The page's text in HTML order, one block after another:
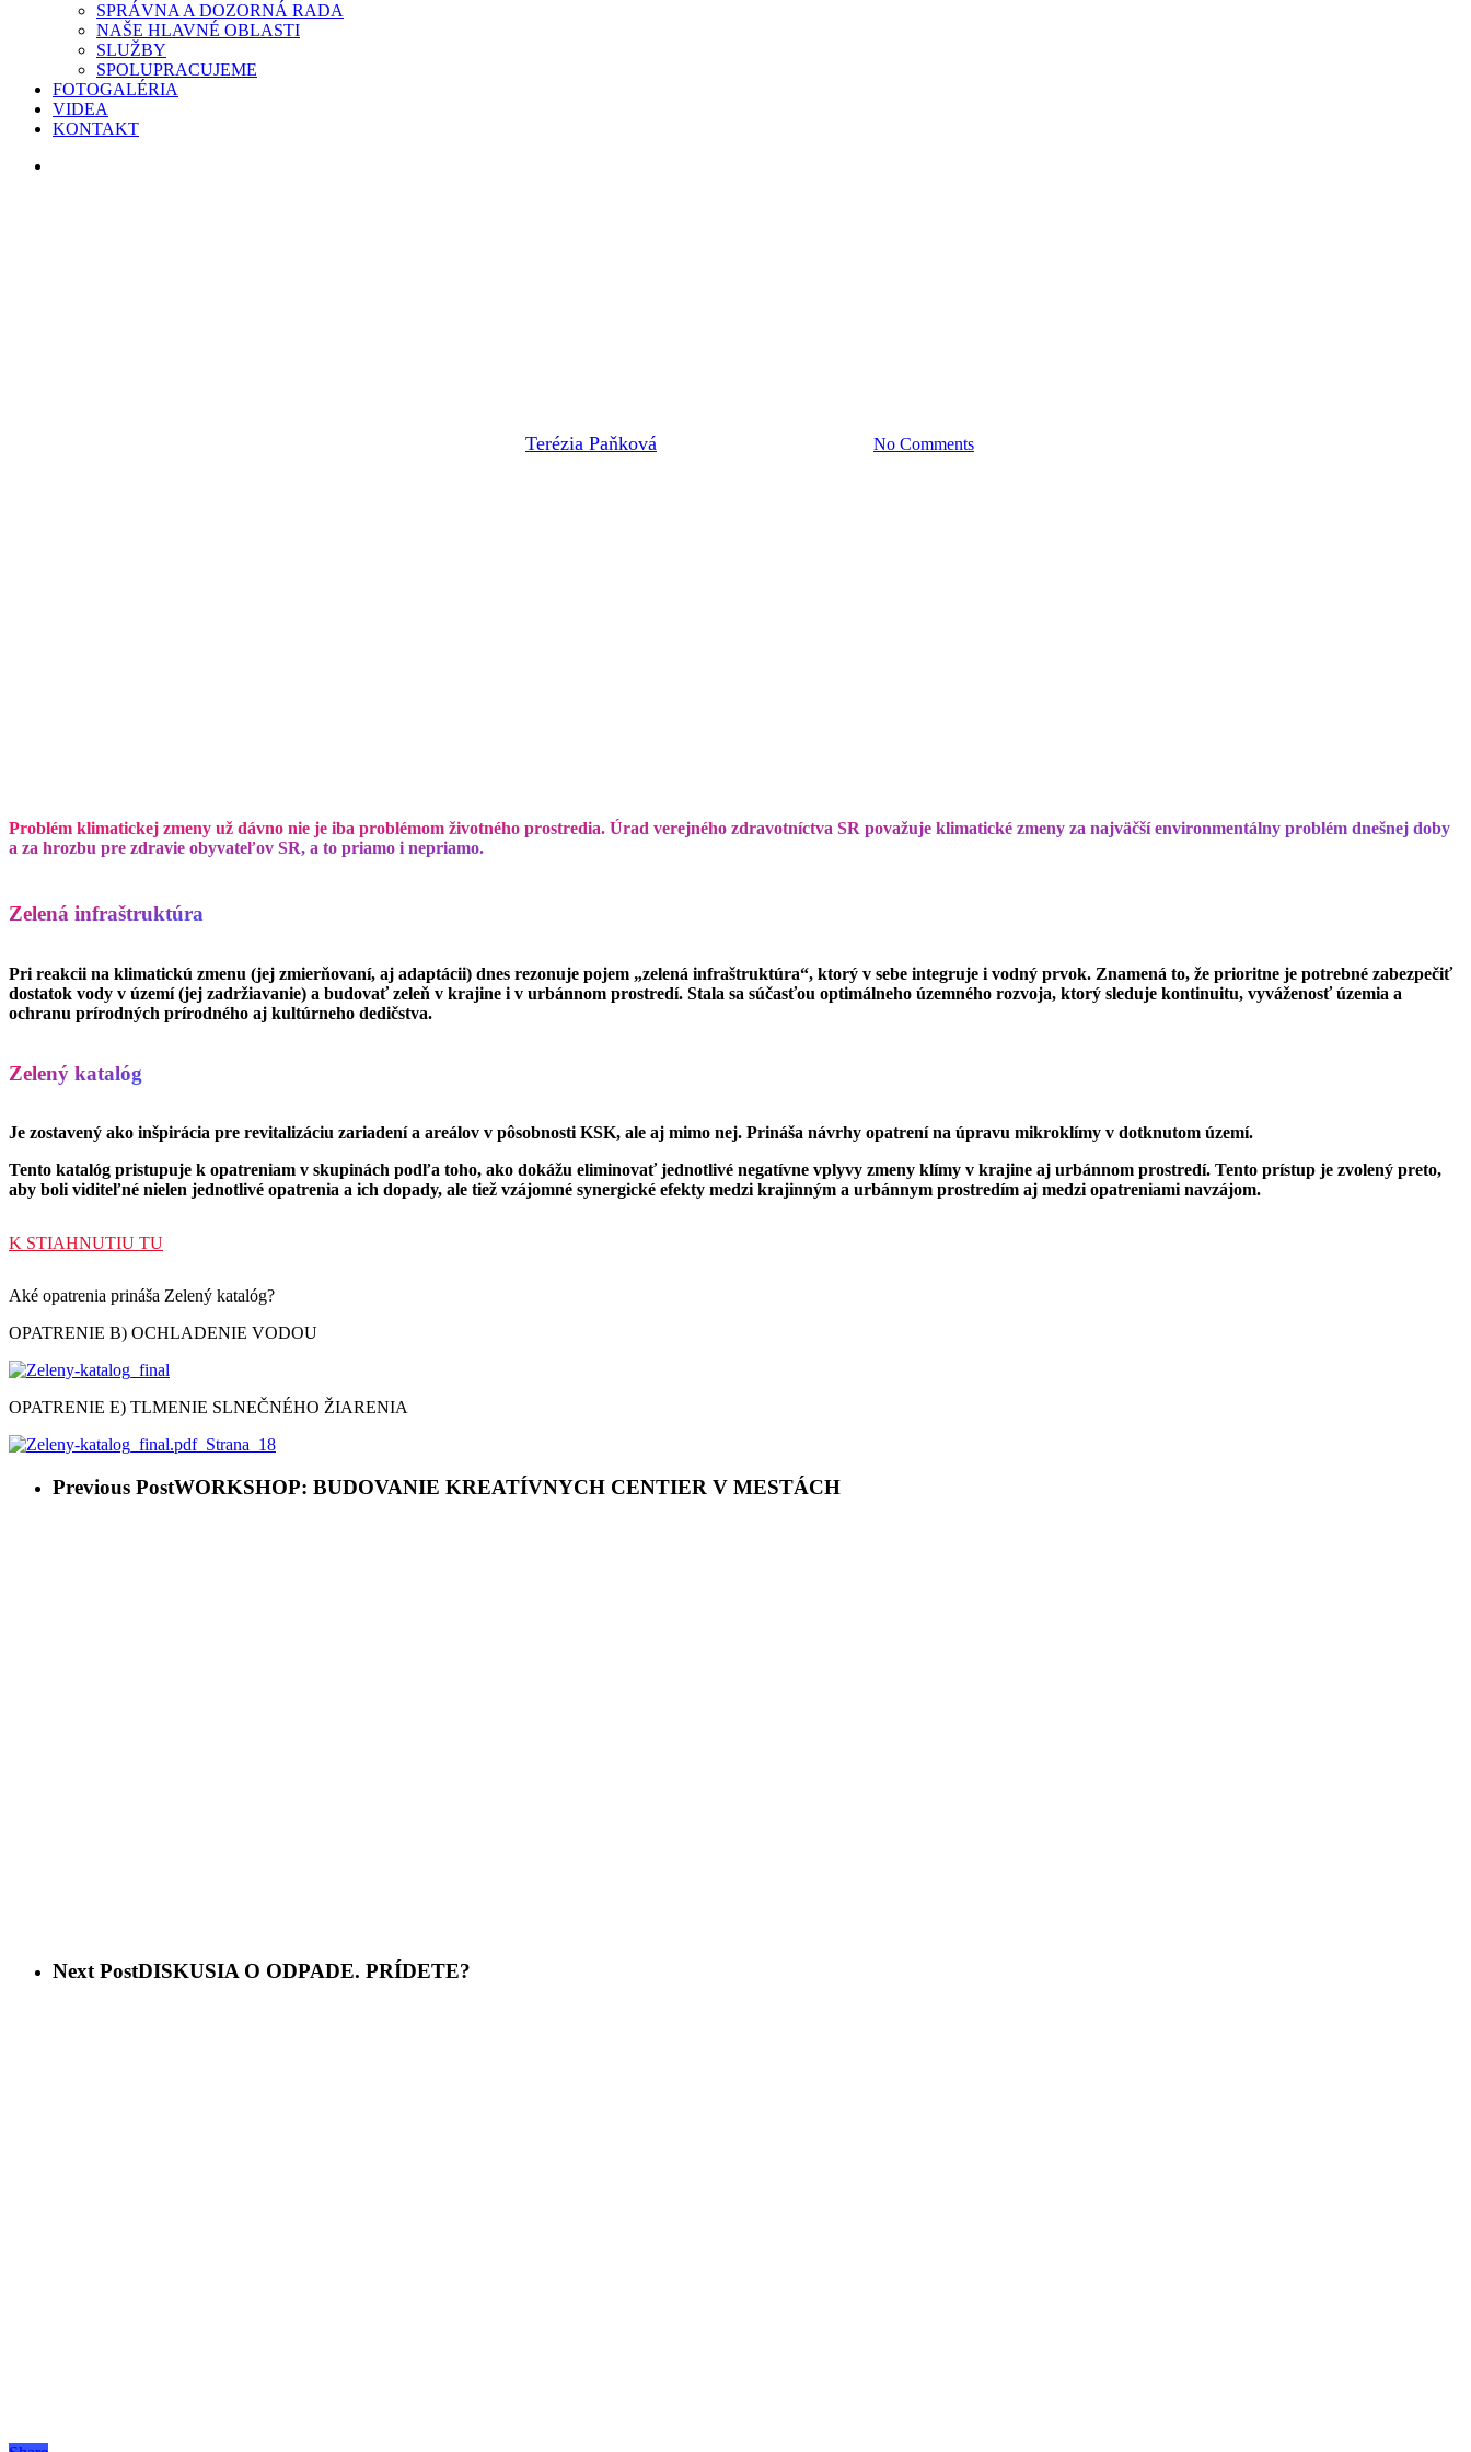
SPRÁVNA A DOZORNÁ RADA
NAŠE HLAVNÉ OBLASTI
SLUŽBY
SPOLUPRACUJEME
FOTOGALÉRIA
VIDEA
KONTAKT
Terézia Paňková No Comments
Problém klimatickej zmeny už dávno nie je iba problémom životného prostredia. Úrad verejného zdravotníctva SR považuje klimatické zmeny za najväčší environmentálny problém dnešnej doby
a za hrozbu pre zdravie obyvateľov SR, a to priamo i nepriamo.
Zelená infraštruktúra
Pri reakcii na klimatickú zmenu (jej zmierňovaní, aj adaptácii) dnes rezonuje pojem „zelená infraštruktúra“, ktorý v sebe integruje i vodný prvok. Znamená to, že prioritne je potrebné zabezpečiť
dostatok vody v území (jej zadržiavanie) a budovať zeleň v krajine i v urbánnom prostredí. Stala sa súčasťou optimálneho územného rozvoja, ktorý sleduje kontinuitu, vyváženosť územia a
ochranu prírodných prírodného aj kultúrneho dedičstva.
Zelený katalóg
Je zostavený ako inšpirácia pre revitalizáciu zariadení a areálov v pôsobnosti KSK, ale aj mimo nej. Prináša návrhy opatrení na úpravu mikroklímy v dotknutom území.
Tento katalóg pristupuje k opatreniam v skupinách podľa toho, ako dokážu eliminovať jednotlivé negatívne vplyvy zmeny klímy v krajine aj urbánnom prostredí. Tento prístup je zvolený preto,
aby boli viditeľné nielen jednotlivé opatrenia a ich dopady, ale tiež vzájomné synergické efekty medzi krajinným a urbánnym prostredím aj medzi opatreniami navzájom.
K STIAHNUTIU TU
Aké opatrenia prináša Zelený katalóg?
OPATRENIE B) OCHLADENIE VODOU
OPATRENIE E) TLMENIE SLNEČNÉHO ŽIARENIA
Previous PostWORKSHOP: BUDOVANIE KREATÍVNYCH CENTIER V MESTÁCH
Next PostDISKUSIA O ODPADE. PRÍDETE?